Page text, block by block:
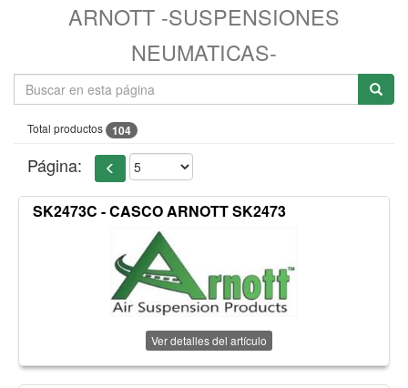
ARNOTT -SUSPENSIONES
NEUMATICAS-
Total productos 104
Página:
SK2473C - CASCO ARNOTT SK2473
Ver detalles del artículo